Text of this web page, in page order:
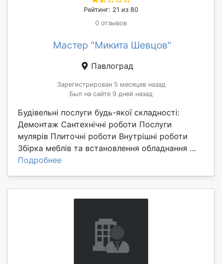
Рейтинг: 21 из 80
0 отзывов
Мастер "Микита Шевцов"
Павлоград
Зарегистрирован 5 месяцев назад
Был на сайте 9 дней назад
Будівельні послуги будь-якої складності:
Демонтаж Сантехнічні роботи Послуги
мулярів Плиточні роботи Внутрішні роботи
Збірка меблів та встановлення обладнання ...
Подробнее